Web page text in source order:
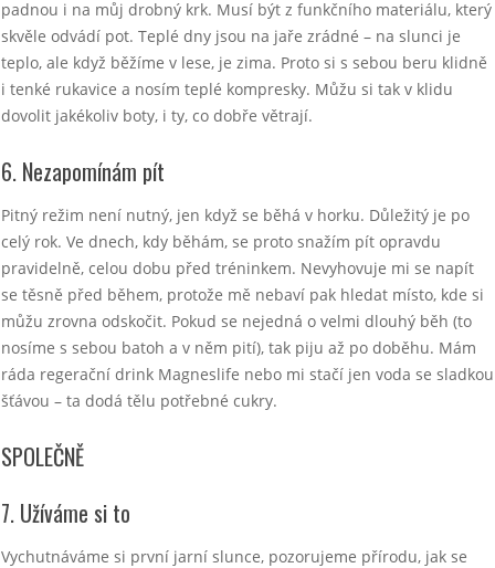
padnou i na můj drobný krk. Musí být z funkčního materiálu, který
skvěle odvádí pot. Teplé dny jsou na jaře zrádné – na slunci je
teplo, ale když běžíme v lese, je zima. Proto si s sebou beru klidně
i tenké rukavice a nosím teplé kompresky. Můžu si tak v klidu
dovolit jakékoliv boty, i ty, co dobře větrají.
6. Nezapomínám pít
Pitný režim není nutný, jen když se běhá v horku. Důležitý je po
celý rok. Ve dnech, kdy běhám, se proto snažím pít opravdu
pravidelně, celou dobu před tréninkem. Nevyhovuje mi se napít
se těsně před během, protože mě nebaví pak hledat místo, kde si
můžu zrovna odskočit. Pokud se nejedná o velmi dlouhý běh (to
nosíme s sebou batoh a v něm pití), tak piju až po doběhu. Mám
ráda regerační drink Magneslife nebo mi stačí jen voda se sladkou
šťávou – ta dodá tělu potřebné cukry.
SPOLEČNĚ
7. Užíváme si to
Vychutnáváme si první jarní slunce, pozorujeme přírodu, jak se